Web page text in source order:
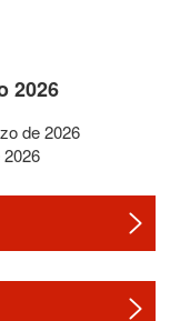
2026
de2026
2026